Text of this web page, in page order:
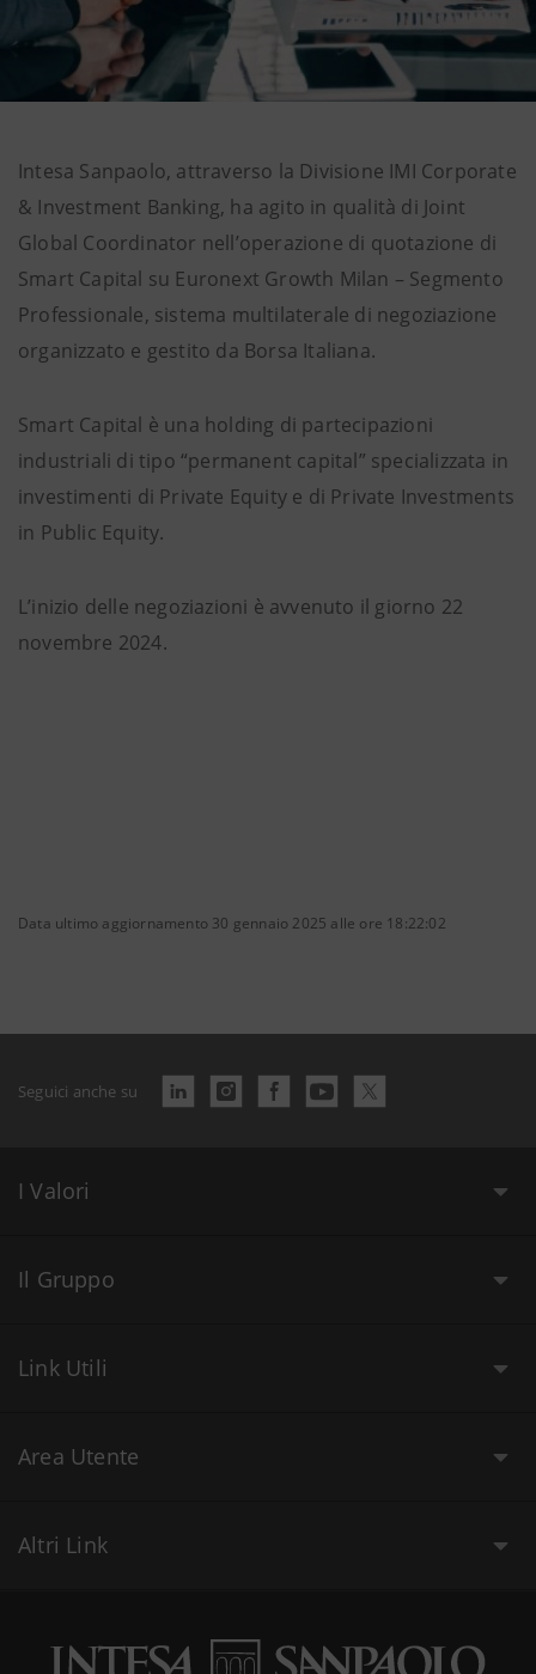
Intesa Sanpaolo, attraverso la Divisione IMI Corporate
& Investment Banking, ha agito in qualità di Joint
Global Coordinator nell’operazione di quotazione di
Smart Capital su Euronext Growth Milan – Segmento
Professionale, sistema multilaterale di negoziazione
organizzato e gestito da Borsa Italiana.
Smart Capital è una holding di partecipazioni
industriali di tipo “permanent capital” specializzata in
investimenti di Private Equity e di Private Investments
in Public Equity.
L’inizio delle negoziazioni è avvenuto il giorno 22
novembre 2024.
Data ultimo aggiornamento 30 gennaio 2025 alle ore 18:22:02
Seguici anche su
I Valori
Il Gruppo
Link Utili
Area Utente
Altri Link